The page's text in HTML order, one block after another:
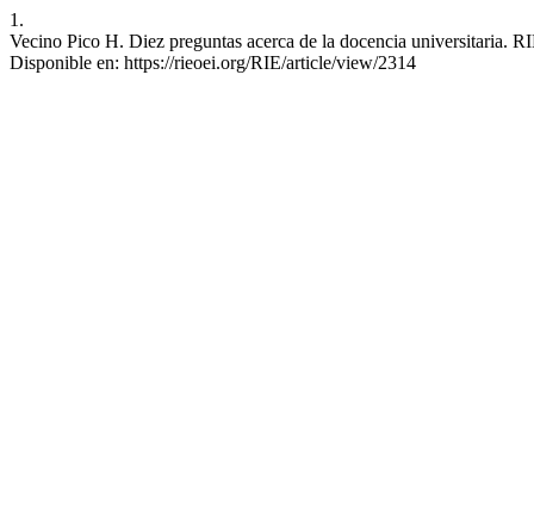
1.
Vecino Pico H. Diez preguntas acerca de la docencia universitaria.
Disponible en: https://rieoei.org/RIE/article/view/2314